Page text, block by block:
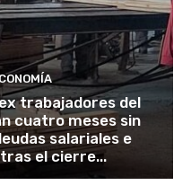
trabajadores del
cuatro meses sin
salariales e
el cierre...